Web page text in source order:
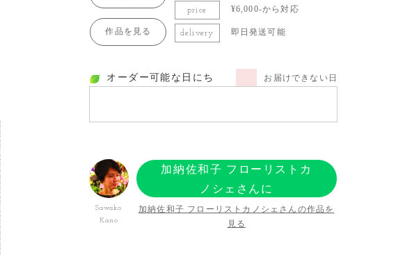
作品を見る
price ¥6,000-から対応
delivery 即日発送可能
オーダー可能な日にち お届けできない日
Sawako
Kano
加納佐和子 フローリストカ
ノシェさんに
オーダーする
加納佐和子 フローリストカノシェさんの作品を
見る